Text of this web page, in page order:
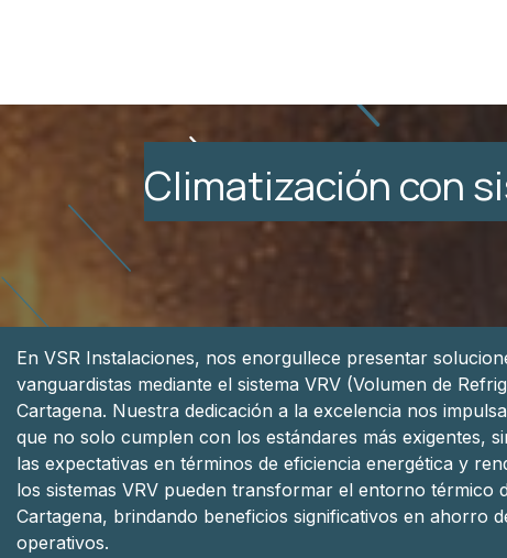
Climatización con
En VSR Instalaciones, nos enorgullece presentar
vanguardistas mediante el sistema VRV (Volumen de
Cartagena. Nuestra dedicación a la excelencia nos
que no solo cumplen con los estándares más exigentes,
las expectativas en términos de eficiencia energética y
los sistemas VRV pueden transformar el entorno térmico
Cartagena, brindando beneficios significativos en ahorro
operativos.